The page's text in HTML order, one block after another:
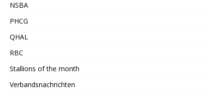
NSBA
PHCG
QHAL
RBC
Stallions of the month
Verbandsnachrichten